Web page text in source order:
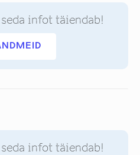
infot täiendab!
infot täiendab!